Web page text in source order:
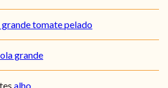
grande tomate pelado
grande
alho